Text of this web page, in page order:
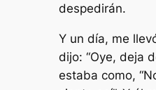
despedirán.
Y un día, me
dijo: “Oye, deja
estaba como,